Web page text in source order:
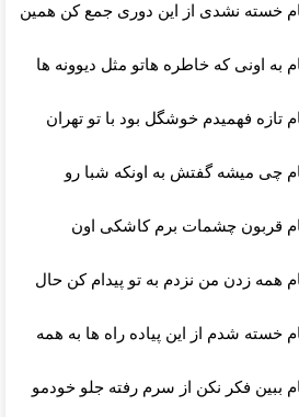
خسته نشدی از این دوری جمع کن همین
به اونی که خاطره هاتو مثل دیوونه ها
تازه فهمیدم خوشگل بود با تو تهران
چی میشه گفتش به اونکه شبا رو
قربون چشمات برم کاشکی اون
همه زدن من نزدم به تو پیدام کن حال
خسته شدم از این پیاده راه ها به همه
ببین فکر نکن از سرم رفته جلو خودمو